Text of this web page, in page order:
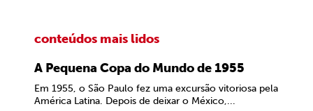
conteúdos mais lidos
A Pequena Copa do Mundo de 1955
Em 1955, o São Paulo fez uma excursão vitoriosa pela
América Latina. Depois de deixar o México,...